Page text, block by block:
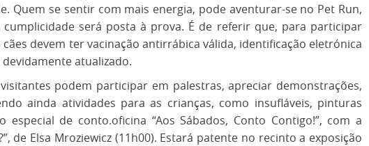
Quem se sentir com mais energia, pode aventurar-se no Pet Run,
será posta à prova. É de referir que, para participar
cães devem ter vacinação antirrábica válida, identificação eletrónica
atualizado.
podem participar em palestras, apreciar demonstrações,
ainda atividades para as crianças, como insufláveis, pinturas
especial de conto.oficina “Aos Sábados, Conto Contigo!”, com a
de Elsa Mroziewicz (11h00). Estará patente no recinto a exposição